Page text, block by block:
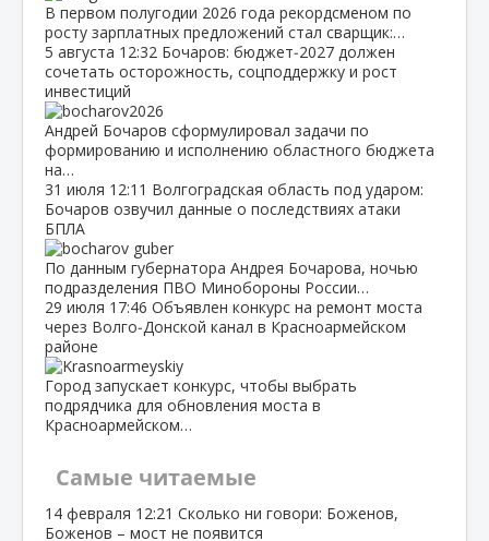
В первом полугодии 2026 года рекордсменом по
росту зарплатных предложений стал сварщик:…
5 августа 12:32 Бочаров: бюджет‑2027 должен
сочетать осторожность, соцподдержку и рост
инвестиций
Андрей Бочаров сформулировал задачи по
формированию и исполнению областного бюджета
на…
31 июля 12:11 Волгоградская область под ударом:
Бочаров озвучил данные о последствиях атаки
БПЛА
По данным губернатора Андрея Бочарова, ночью
подразделения ПВО Минобороны России…
29 июля 17:46 Объявлен конкурс на ремонт моста
через Волго‑Донской канал в Красноармейском
районе
Город запускает конкурс, чтобы выбрать
подрядчика для обновления моста в
Красноармейском…
Самые читаемые
14 февраля 12:21 Сколько ни говори: Боженов,
Боженов – мост не появится